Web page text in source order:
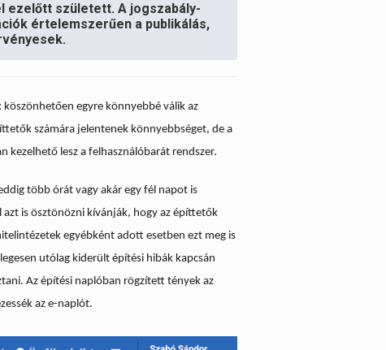
ezelőtt született. A jogszabály-
értelemszerűen a publikálás,
egyre könnyebbé válik az
számára jelentenek könnyebbséget, de a
kezelhető lesz a felhasználóbarát rendszer.
több órát vagy akár egy fél napot is
azt is ösztönözni kívánják, hogy az építtetők
egyébként adott esetben ezt meg is
utólag kiderült építési hibák kapcsán
Az építési naplóban rögzített tények az
az e-naplót.